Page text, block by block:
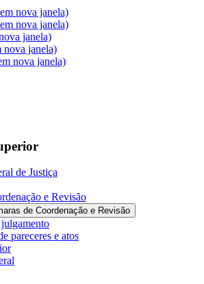
nova janela)
nova janela)
janela)
nova janela)
nova janela)
de Justiça
e Revisão
de Coordenação e Revisão
julgamento
pareceres e atos